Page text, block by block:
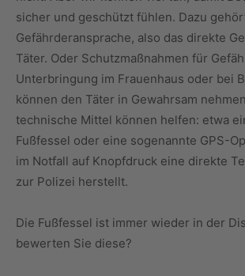
sicher und geschützt fühlen. Dazu
Gefährderansprache, also das direkte
Täter. Oder Schutzmaßnahmen für
Unterbringung im Frauenhaus oder bei
können den Täter in Gewahrsam
technische Mittel können helfen: etwa
Fußfessel oder eine sogenannte GPS-
im Notfall auf Knopfdruck eine direkte
zur Polizei herstellt.
Die Fußfessel ist immer wieder in der
bewerten Sie diese?